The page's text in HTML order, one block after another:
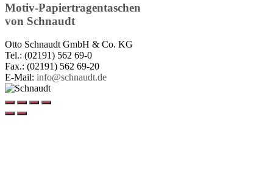
Motiv-Papiertragentaschen
von Schnaudt
Otto Schnaudt GmbH & Co. KG
Tel.: (02191) 562 69-0
Fax.: (02191) 562 69-20
E-Mail: info@schnaudt.de